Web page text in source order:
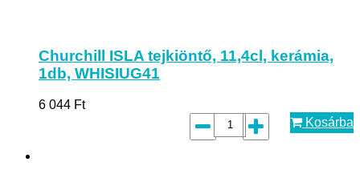
Churchill ISLA tejkiöntő, 11,4cl, kerámia,
1db, WHISIUG41
6 044 Ft
Kosárba